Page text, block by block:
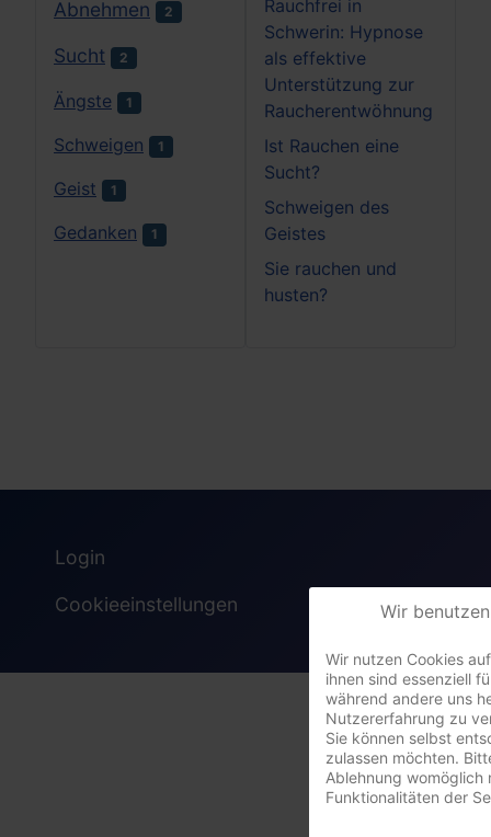
Abnehmen 2
Sucht 2
Ängste 1
Schweigen 1
Geist 1
Gedanken 1
Rauchfrei in
Schwerin: Hypnose
als effektive
Unterstützung zur
Raucherentwöhnung
Ist Rauchen eine
Sucht?
Schweigen des
Geistes
Sie rauchen und
husten?
Login
Cookieeinstellungen Wir
Wir nutzen Cookies
ihnen sind essenziell
während andere uns
Nutzererfahrung zu
Sie können selbst
zulassen möchten.
Ablehnung womöglich
Funktionalitäten der